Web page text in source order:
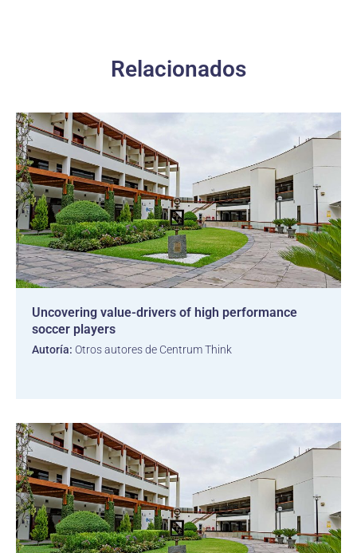
Relacionados
Uncovering value-drivers of high performance
soccer players
Autoría: Otros autores de Centrum Think